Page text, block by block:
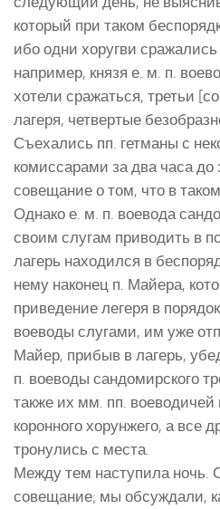
который при таком
ибо одни хоругви сражались
например, князя е. м. п.
хотели сражаться, третьи
лагеря, четвертые
Съехались пп. гетманы с
комиссарами за два часа до
совещание о том, что в
Однако е. м. п. воевода
своим слугам приводить в
лагерь находился в
нему наконец п. Майера,
приведение легеря в
воеводы слугами, им уже
Майер, прибыв в лагерь,
п. воеводы сандомирского
также их мм. пп. воеводичей
коронного хорунжего, а все
тронулись с места.
Между тем наступила ночь.
совещание; мы обсуждали,